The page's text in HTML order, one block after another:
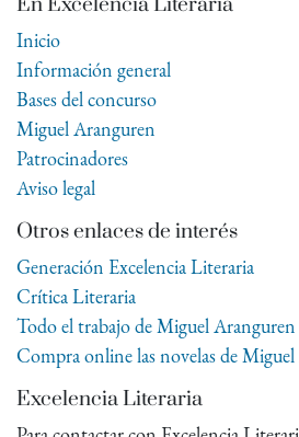
En Excelencia Literaria
Inicio
Información general
Bases del concurso
Miguel Aranguren
Patrocinadores
Aviso legal
Otros enlaces de interés
Generación Excelencia Literaria
Crítica Literaria
Todo el trabajo de Miguel Aranguren
Compra online las novelas de
Excelencia Literaria